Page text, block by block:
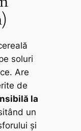
soluri
Are
de
la
un
și